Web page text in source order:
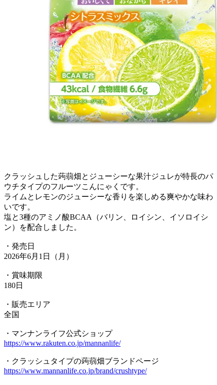
クラッシュした蒟蒻畑とジューシーな果汁ジュレが特長のパ
ウチタイプのフルーツこんにゃくです。
ライムとレモンのジューシーな香りを楽しめる爽やかな味わ
いです。
塩と3種のアミノ酸BCAA（バリン、ロイシン、イソロイシ
ン）を配合しました。
・発売日
2026年6月1日（月）
・賞味期限
180日
・販売エリア
全国
・マンナンライフ公式ショップ
https://www.rakuten.co.jp/mannanlife/
・クラッシュタイプの蒟蒻畑ブランドページ
https://www.mannanlife.co.jp/brand/crushtype/